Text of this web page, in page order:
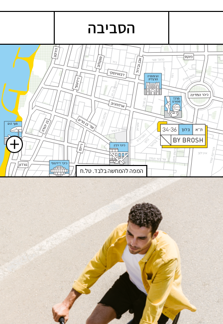
אופניים משותף ולובי מעוצב לכל בניין. על
מנת לאפשר חוויית מגורים מושלמת
המותאמת לצרכיו של כל דייר, כולל תכנון
כל בניין מבחר רחב של טיפוסי דירות החל
מ-3 חדרים ועד לפנטהאוז מפואר. כל אחת
מהן מתאפיינת בשפע של אור טבעי, תכנון
אידיאלי ומפרט עשיר ללא פשרות.
הסביבה
+
המפה להמחשה בלבד. טל.ח